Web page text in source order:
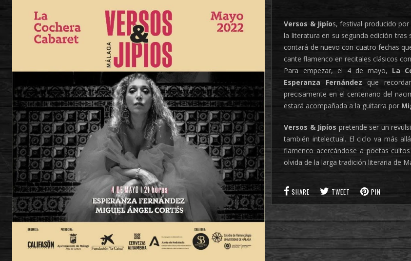
Versos & Jipíos, festival producido por
la literatura en su segunda edición
contará de nuevo con cuatro fechas
cante flamenco en recitales clásicos
Para empezar, el 4 de mayo, La
Esperanza Fernández que
precisamente en el centenario del
estará acompañada a la guitarra por
Versos & Jipíos pretende ser un
también intelectual. El ciclo va más
flamenco acercándose a poetas
olvida de la larga tradición literaria de
SHARE TWEET PIN